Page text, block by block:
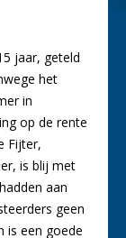
jaar, geteld
het
in
op de rente
Fijter,
is blij met
aan
geen
is een goede